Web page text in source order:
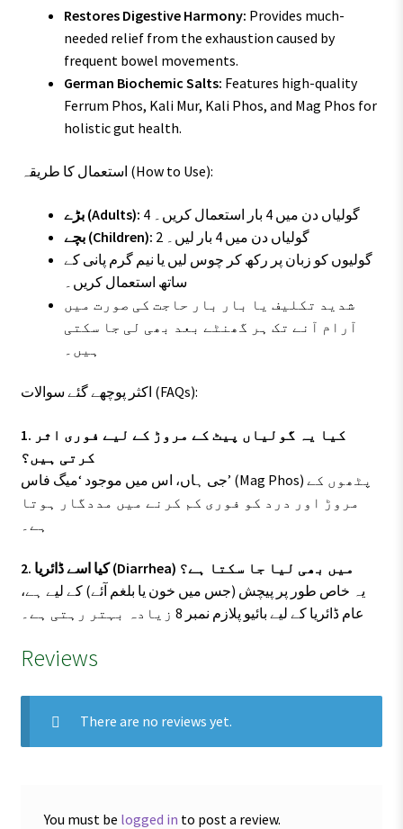
Restores Digestive Harmony: Provides much-
needed relief from the exhaustion caused by
frequent bowel movements.
German Biochemic Salts: Features high-quality
Ferrum Phos, Kali Mur, Kali Phos, and Mag Phos for
holistic gut health.
استعمال کا طریقہ (How to Use):
بڑے (Adults):
4 گولیاں دن میں 4 بار استعمال کریں۔
بچے (Children):
2 گولیاں دن میں 4 بار لیں۔
گولیوں کو زبان پر رکھ کر چوس لیں یا نیم گرم پانی کے
ساتھ استعمال کریں۔
شدید تکلیف یا بار بار حاجت کی صورت میں
آرام آنے تک ہر گھنٹے بعد بھی لی جا سکتی
ہیں۔
اکثر پوچھے گئے سوالات (FAQs):
1. کیا یہ گولیاں پیٹ کے مروڑ کے لیے فوری اثر
کرتی ہیں؟
جی ہاں، اس میں موجود ‘میگ فاس’ (Mag Phos) پٹھوں کے
مروڑ اور درد کو فوری کم کرنے میں مددگار ہوتا
ہے۔
2. کیا اسے ڈائریا (Diarrhea) میں بھی لیا جا سکتا ہے؟
یہ خاص طور پر پیچش (جس میں خون یا بلغم آئے) کے لیے ہے،
عام ڈائریا کے لیے بائیو پلازم نمبر 8 زیادہ بہتر رہتی ہے۔
Reviews
There are no reviews yet.
You must be logged in to post a review.